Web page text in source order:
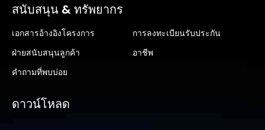
สนับสนุน & ทรัพยากร
เอกสารอ้างอิงโครงการ
การลงทะเบียนรับประกัน
ฝ่ายสนับสนุนลูกค้า
อาชีพ
คำถามที่พบบ่อย
ดาวน์โหลด